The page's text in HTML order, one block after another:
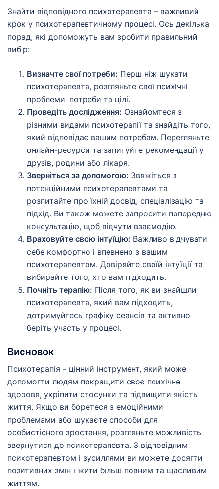
Знайти відповідного психотерапевта – важливий
крок у психотерапевтичному процесі. Ось декілька
порад, які допоможуть вам зробити правильний
вибір:
Визначте свої потреби: Перш ніж шукати
психотерапевта, розгляньте свої психічні
проблеми, потреби та цілі.
Проведіть дослідження: Ознайомтеся з
різними видами психотерапії та знайдіть того,
який відповідає вашим потребам. Перегляньте
онлайн-ресурси та запитуйте рекомендації у
друзів, родини або лікаря.
Зверніться за допомогою: Звяжіться з
потенційними психотерапевтами та
розпитайте про їхній досвід, спеціалізацію та
підхід. Ви також можете запросити попередню
консультацію, щоб відчути взаємодію.
Враховуйте свою інтуїцію: Важливо відчувати
себе комфортно і впевнено з вашим
психотерапевтом. Довіряйте своїй інтуїції та
вибирайте того, хто вам підходить.
Почніть терапію: Після того, як ви знайшли
психотерапевта, який вам підходить,
дотримуйтесь графіку сеансів та активно
беріть участь у процесі.
Висновок
Психотерапія – цінний інструмент, який може
допомогти людям покращити своє психічне
здоровя, укріпити стосунки та підвищити якість
життя. Якщо ви боретеся з емоційними
проблемами або шукаєте способи для
особистісного зростання, розгляньте можливість
звернутися до психотерапевта. З відповідним
психотерапевтом і зусиллями ви можете досягти
позитивних змін і жити більш повним та щасливим
життям.